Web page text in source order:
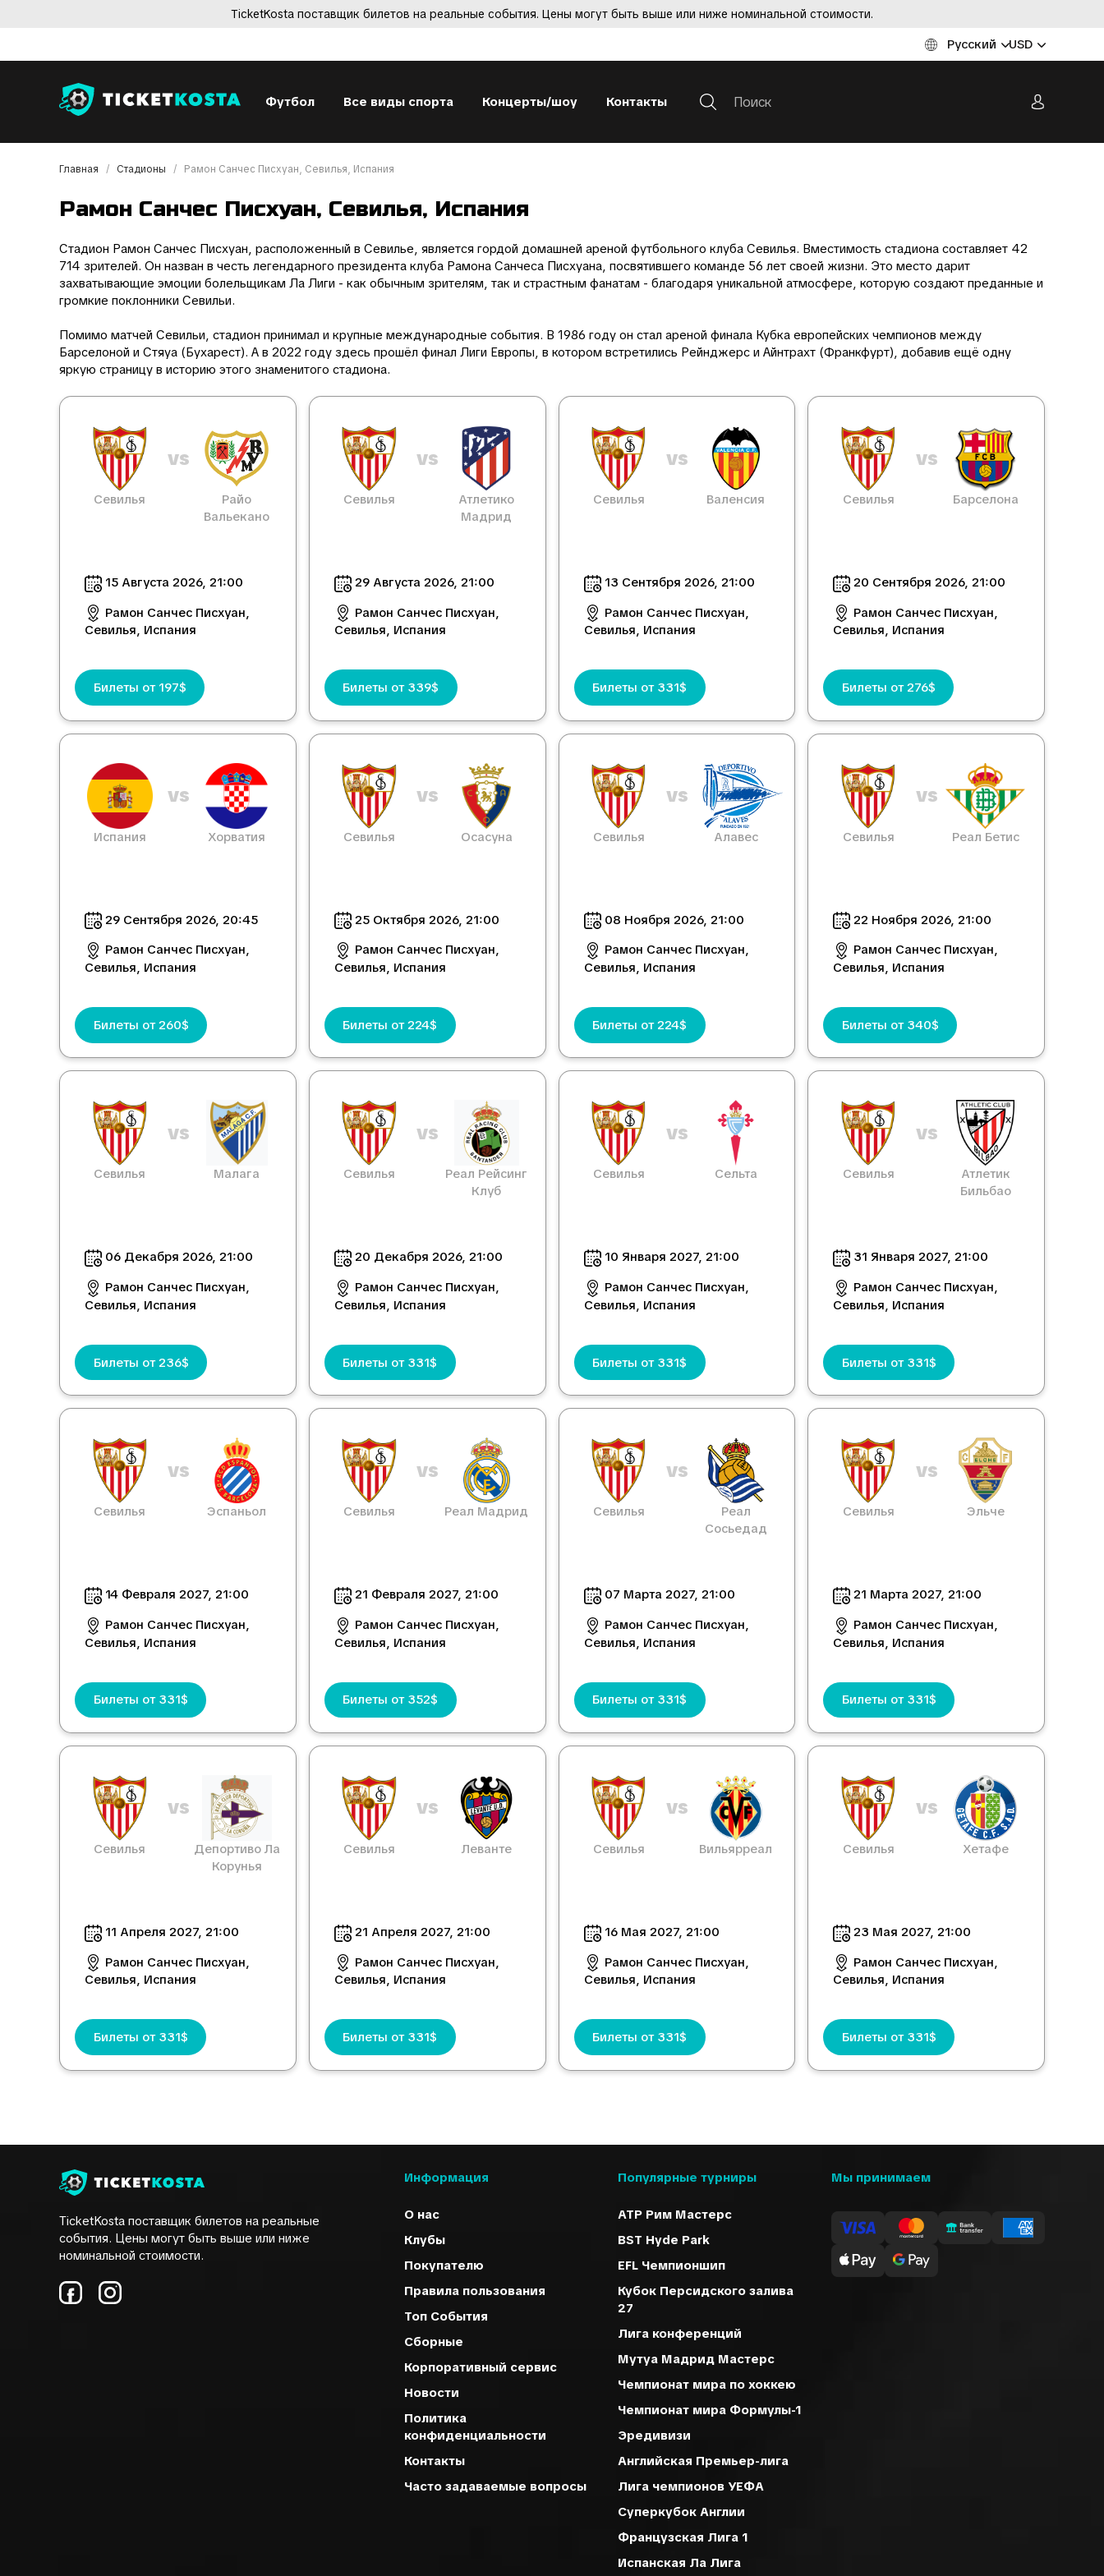
TicketKosta поставщик билетов на реальные события. Цены могут быть выше или ниже номинальной стоимости.
Русский USD
Футбол Все виды спорта Концерты/шоу Контакты
Главная Стадионы Рамон Санчес Писхуан, Севилья, Испания
Рамон Санчес Писхуан, Севилья, Испания
Стадион Рамон Санчес Писхуан, расположенный в Севилье, является гордой домашней ареной футбольного клуба Севилья. Вместимость стадиона составляет 42
714 зрителей. Он назван в честь легендарного президента клуба Рамона Санчеса Писхуана, посвятившего команде 56 лет своей жизни. Это место дарит
захватывающие эмоции болельщикам Ла Лиги - как обычным зрителям, так и страстным фанатам - благодаря уникальной атмосфере, которую создают преданные и
громкие поклонники Севильи.
Помимо матчей Севильи, стадион принимал и крупные международные события. В 1986 году он стал ареной финала Кубка европейских чемпионов между
Барселоной и Стяуа (Бухарест). А в 2022 году здесь прошёл финал Лиги Европы, в котором встретились Рейнджерс и Айнтрахт (Франкфурт), добавив ещё одну
яркую страницу в историю этого знаменитого стадиона.
Севилья
vs
Райо
Вальекано
15 Августа 2026, 21:00
Рамон Санчес Писхуан,
Севилья, Испания
Билеты от 197$
Севилья
vs
Атлетико
Мадрид
29 Августа 2026, 21:00
Рамон Санчес Писхуан,
Севилья, Испания
Билеты от 339$
Севилья
vs
Валенсия
13 Сентября 2026, 21:00
Рамон Санчес Писхуан,
Севилья, Испания
Билеты от 331$
Севилья
vs
Барселона
20 Сентября 2026, 21:00
Рамон Санчес Писхуан,
Севилья, Испания
Билеты от 276$
Испания
vs
Хорватия
29 Сентября 2026, 20:45
Рамон Санчес Писхуан,
Севилья, Испания
Билеты от 260$
Севилья
vs
Осасуна
25 Октября 2026, 21:00
Рамон Санчес Писхуан,
Севилья, Испания
Билеты от 224$
Севилья
vs
Алавес
08 Ноября 2026, 21:00
Рамон Санчес Писхуан,
Севилья, Испания
Билеты от 224$
Севилья
vs
Реал Бетис
22 Ноября 2026, 21:00
Рамон Санчес Писхуан,
Севилья, Испания
Билеты от 340$
Севилья
vs
Малага
06 Декабря 2026, 21:00
Рамон Санчес Писхуан,
Севилья, Испания
Билеты от 236$
Севилья
vs
Реал Рейсинг
Клуб
20 Декабря 2026, 21:00
Рамон Санчес Писхуан,
Севилья, Испания
Билеты от 331$
Севилья
vs
Сельта
10 Января 2027, 21:00
Рамон Санчес Писхуан,
Севилья, Испания
Билеты от 331$
Севилья
vs
Атлетик
Бильбао
31 Января 2027, 21:00
Рамон Санчес Писхуан,
Севилья, Испания
Билеты от 331$
Севилья
vs
Эспаньол
14 Февраля 2027, 21:00
Рамон Санчес Писхуан,
Севилья, Испания
Билеты от 331$
Севилья
vs
Реал Мадрид
21 Февраля 2027, 21:00
Рамон Санчес Писхуан,
Севилья, Испания
Билеты от 352$
Севилья
vs
Реал
Сосьедад
07 Марта 2027, 21:00
Рамон Санчес Писхуан,
Севилья, Испания
Билеты от 331$
Севилья
vs
Эльче
21 Марта 2027, 21:00
Рамон Санчес Писхуан,
Севилья, Испания
Билеты от 331$
Севилья
vs
Депортиво Ла
Корунья
11 Апреля 2027, 21:00
Рамон Санчес Писхуан,
Севилья, Испания
Билеты от 331$
Севилья
vs
Леванте
21 Апреля 2027, 21:00
Рамон Санчес Писхуан,
Севилья, Испания
Билеты от 331$
Севилья
vs
Вильярреал
16 Mая 2027, 21:00
Рамон Санчес Писхуан,
Севилья, Испания
Билеты от 331$
Севилья
vs
Хетафе
23 Mая 2027, 21:00
Рамон Санчес Писхуан,
Севилья, Испания
Билеты от 331$
TicketKosta поставщик билетов на реальные
события. Цены могут быть выше или ниже
номинальной стоимости.
Информация
О нас
Клубы
Покупателю
Правила пользования
Топ События
Сборные
Корпоративный сервис
Новости
Политика
конфиденциальности
Контакты
Часто задаваемые вопросы
Популярные турниры
ATP Рим Мастерс
BST Hyde Park
EFL Чемпионшип
Кубок Персидского залива
27
Лига конференций
Мутуа Мадрид Мастерс
Чемпионат мира по хоккею
Чемпионат мира Формулы-1
Эредивизи
Английская Премьер-лига
Лига чемпионов УЕФА
Суперкубок Англии
Французская Лига 1
Испанская Ла Лига
Мы принимаем